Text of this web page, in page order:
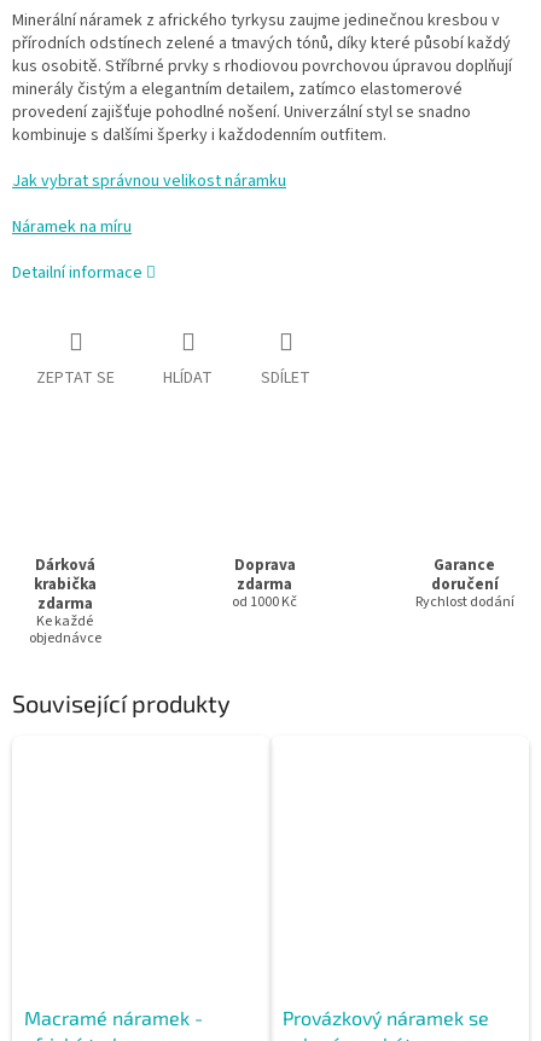
Minerální náramek z afrického tyrkysu zaujme jedinečnou kresbou v
přírodních odstínech zelené a tmavých tónů, díky které působí každý
kus osobitě. Stříbrné prvky s rhodiovou povrchovou úpravou doplňují
minerály čistým a elegantním detailem, zatímco elastomerové
provedení zajišťuje pohodlné nošení. Univerzální styl se snadno
kombinuje s dalšími šperky i každodenním outfitem.
Jak vybrat správnou velikost náramku
Náramek na míru
Detailní informace
ZEPTAT SE HLÍDAT SDÍLET
Dárková
krabička
zdarma
Ke každé
objednávce
Doprava
zdarma
od 1000 Kč
Garance
doručení
Rychlost dodání
Související produkty
Macramé náramek -
Provázkový náramek se